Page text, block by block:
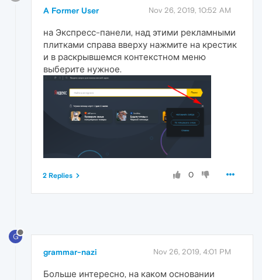
A Former User Nov 26, 2019, 10:52 AM
на Экспресс-панели, над этими рекламными
плитками справа вверху нажмите на крестик
и в раскрывшемся контекстном меню
выберите нужное.
0
2 Replies
G
grammar-nazi Nov 26, 2019, 4:01 PM
Больше интересно, на каком основании